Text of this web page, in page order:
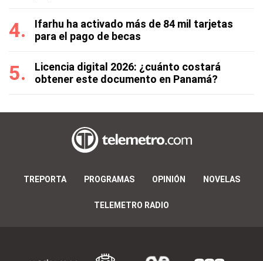
Ifarhu ha activado más de 84 mil tarjetas
para el pago de becas
Licencia digital 2026: ¿cuánto costará
obtener este documento en Panamá?
TREPORTA PROGRAMAS OPINIÓN NOVELAS
TELEMETRO RADIO